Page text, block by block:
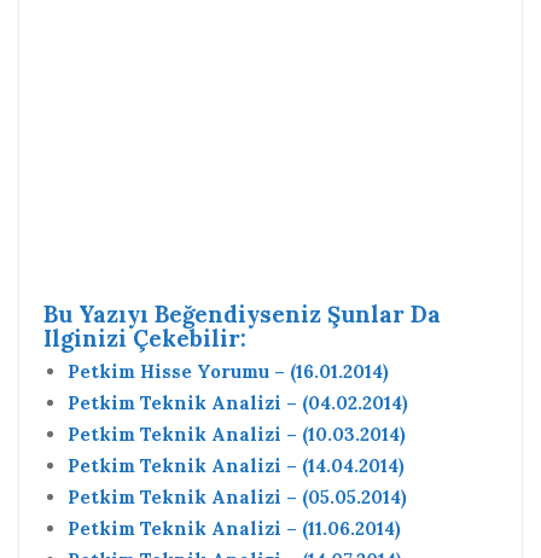
Bu Yazıyı Beğendiyseniz Şunlar Da
Ilginizi Çekebilir:
Petkim Hisse Yorumu – (16.01.2014)
Petkim Teknik Analizi – (04.02.2014)
Petkim Teknik Analizi – (10.03.2014)
Petkim Teknik Analizi – (14.04.2014)
Petkim Teknik Analizi – (05.05.2014)
Petkim Teknik Analizi – (11.06.2014)